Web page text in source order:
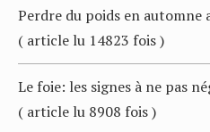
Perdre du poids en automne
( article lu 14823 fois )
Le foie: les signes à ne pas
( article lu 8908 fois )